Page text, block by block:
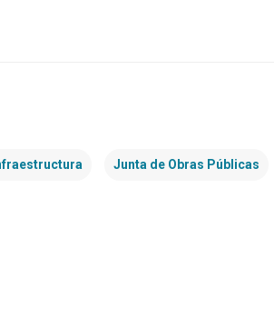
Junta de Obras Públicas